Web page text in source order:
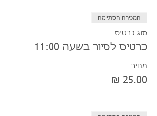
המכירה הסתיימה
סוג כרטיס
כרטיס לסיור בשעה 11:00
מחיר